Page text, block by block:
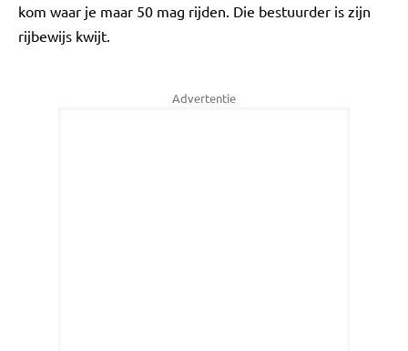
kom waar je maar 50 mag rijden. Die bestuurder is zijn
rijbewijs kwijt.
Advertentie